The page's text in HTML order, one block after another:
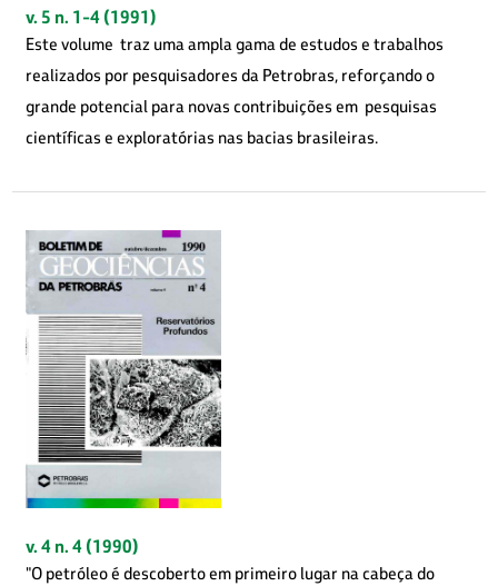
v. 5 n. 1-4 (1991)
Este volume traz uma ampla gama de estudos e trabalhos
realizados por pesquisadores da Petrobras, reforçando o
grande potencial para novas contribuições em pesquisas
científicas e exploratórias nas bacias brasileiras.
v. 4 n. 4 (1990)
"O petróleo é descoberto em primeiro lugar na cabeça do